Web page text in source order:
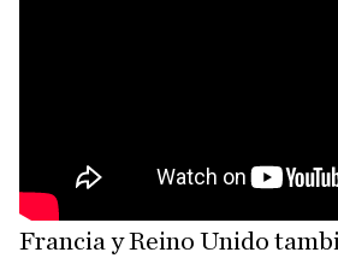
Francia y Reino Unido